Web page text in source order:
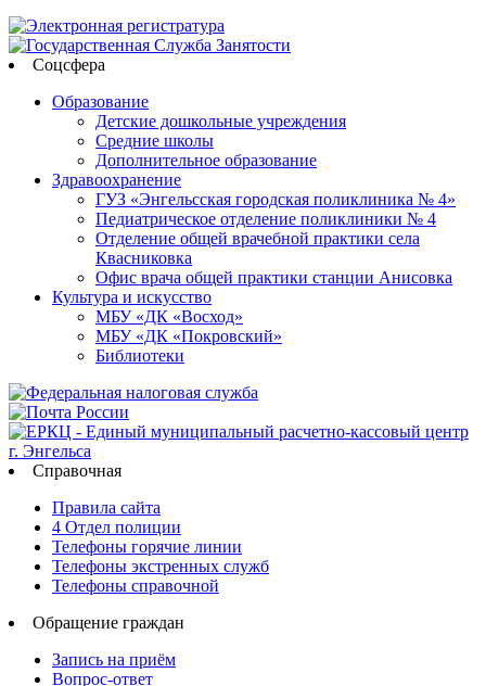
Соцсфера
Образование
Детские дошкольные учреждения
Средние школы
Дополнительное образование
Здравоохранение
ГУЗ «Энгельсская городская поликлиника № 4»
Педиатрическое отделение поликлиники № 4
Отделение общей врачебной практики села
Квасниковка
Офис врача общей практики станции Анисовка
Культура и искусство
МБУ «ДК «Восход»
МБУ «ДК «Покровский»
Библиотеки
Справочная
Правила сайта
4 Отдел полиции
Телефоны горячие линии
Телефоны экстренных служб
Телефоны справочной
Обращение граждан
Запись на приём
Вопрос-ответ